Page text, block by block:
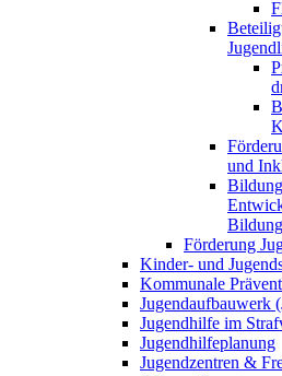
und
Bildung
Förderung
Kinder- und
Kommunale
Jugendaufbauwerk
Jugendhilfe im
Jugendhilfeplanung
Jugendzentren &